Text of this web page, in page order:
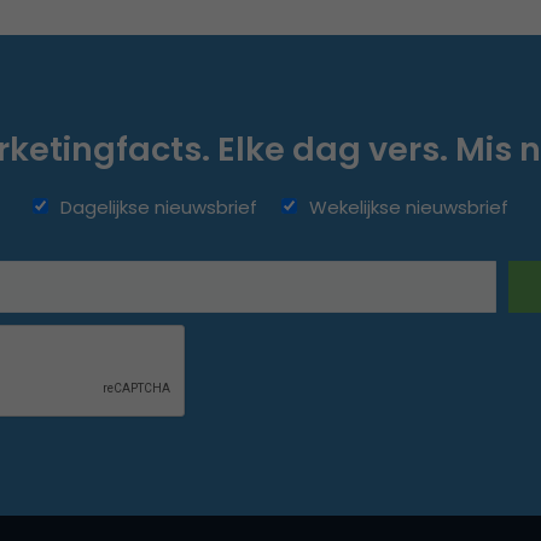
Elke dag vers. Mis
Dagelijkse nieuwsbrief Wekelijkse nieuwsbrief